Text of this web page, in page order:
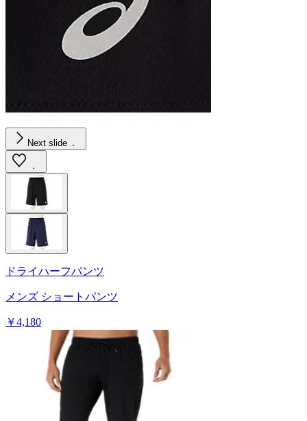
Next slide
ドライハーフパンツ
メンズ ショートパンツ
￥4,180